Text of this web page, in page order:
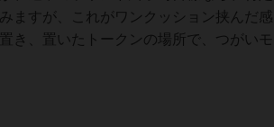
ますが、これがワンクッション挟んだ
き、置いたトークンの場所で、つがい